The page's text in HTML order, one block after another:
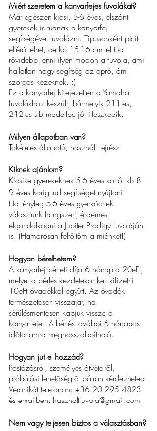
Miért szeretem a kanyarfejes fuvolákat?
Már egészen kicsi, 5-6 éves, elszánt
gyerekek is tudnak a kanyarfej
segítségével fuvolázni. Típusonként picit
eltérõ lehet, de kb 15-16 cm-rel tud
rövidebb lenni ilyen módon a fuvola, ami
hallatlan nagy segítség az apró, ám
szorgos kezeknek. :)
Ez a kanyarfej kifejezetten a Yamaha
fuvolákhoz készült, bármelyik 211-es,
212-es stb modellbe jól illeszkedik.
Milyen állapotban van?
Tökéletes állapotú, használt fejrész.
Kiknek ajánlom?
Kicsike gyerekeknek 5-6 éves kortól kb 8-
9 éves korig tud segítséget nyújtani.
Ha tényleg 5-6 éves gyerkõcnek
választunk hangszert, érdemes
elgondolkodni a Jupiter Prodigy fuvoláján
is. (Hamarosan feltöltöm a miénket!)
Hogyan bérelhetem?
A kanyarfej bérleti díja 6 hónapra 20eFt,
melyet a bérlés kezdetekor kell kifizetni
10eFt óvadékkal együtt. Az óvadék
természetesen visszajár, ha
sérülésmentesen kapjuk vissza a
kanyarfejet. A bérlés további 6 hónapos
idõtartamra meghosszabbítható.
Hogyan jut el hozzád?
Postázásról, személyes átvételrõl,
próbálási lehetõségrõl bátran kérdezheted
Veronikát telefonon: +36 20 295 4823
és emailben: hasznaltfuvola@gmail.com
Nem vagy teljesen biztos a választásban?